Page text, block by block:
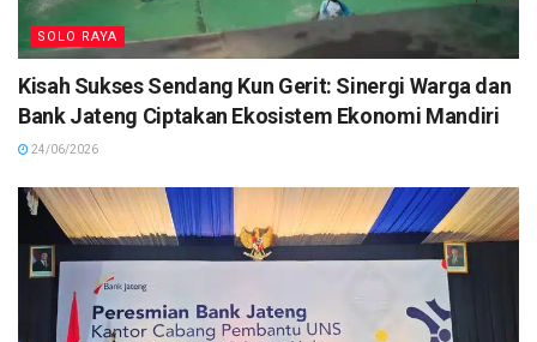
SOLO RAYA
Kisah Sukses Sendang Kun Gerit: Sinergi Warga dan
Bank Jateng Ciptakan Ekosistem Ekonomi Mandiri
24/06/2026